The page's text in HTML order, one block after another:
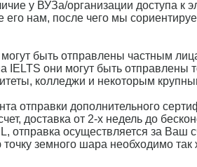
у ВУЗа/организации доступа к
его нам, после чего мы
быть отправлены частным
IELTS они могут быть отправлены
колледжи и некоторым
отправки дополнительного
доставка от 2-х недель до
отправка осуществляется за Ваш
земного шара необходимо